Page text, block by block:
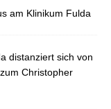
am Klinikum Fulda
distanziert sich von
Christopher